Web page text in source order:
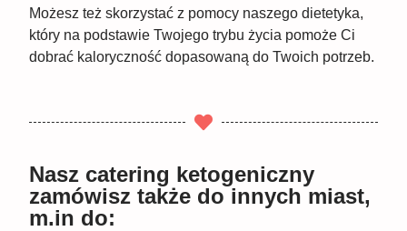
Możesz też skorzystać z pomocy naszego dietetyka,
który na podstawie Twojego trybu życia pomoże Ci
dobrać kaloryczność dopasowaną do Twoich potrzeb.
Nasz catering ketogeniczny
zamówisz także do innych miast,
m.in do: